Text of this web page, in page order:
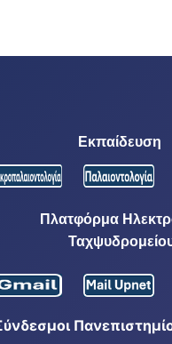
Εκπαίδευση
Πλατφόρμα